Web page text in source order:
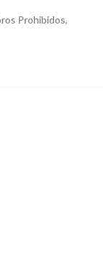
Prohibidos,